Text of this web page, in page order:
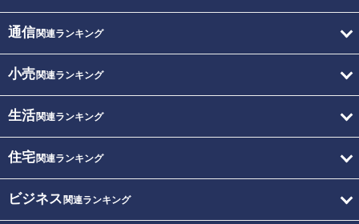
通信関連ランキング
小売関連ランキング
生活関連ランキング
住宅関連ランキング
ビジネス 関連ランキング